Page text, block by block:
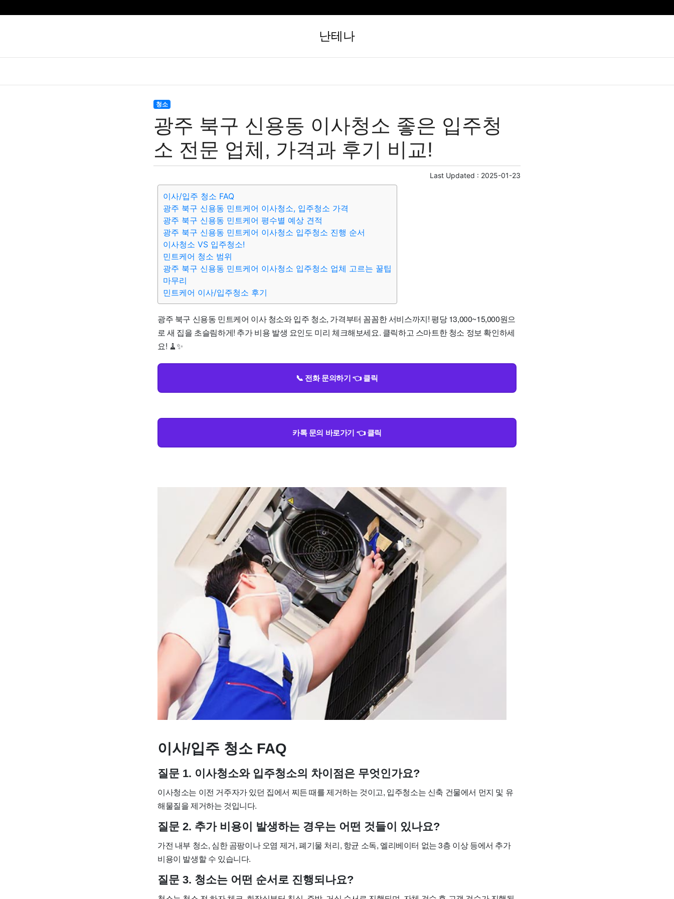
난테나
청소
광주 북구 신용동 이사청소 좋은 입주청
소 전문 업체, 가격과 후기 비교!
Last Updated : 2025-01-23
이사/입주 청소 FAQ
광주 북구 신용동 민트케어 이사청소, 입주청소 가격
광주 북구 신용동 민트케어 평수별 예상 견적
광주 북구 신용동 민트케어 이사청소 입주청소 진행 순서
이사청소 VS 입주청소!
민트케어 청소 범위
광주 북구 신용동 민트케어 이사청소 입주청소 업체 고르는 꿀팁
마무리
민트케어 이사/입주청소 후기
광주 북구 신용동 민트케어 이사 청소와 입주 청소, 가격부터 꼼꼼한 서비스까지! 평당 13,000~15,000원으
로 새 집을 초슬림하게! 추가 비용 발생 요인도 미리 체크해보세요. 클릭하고 스마트한 청소 정보 확인하세
요! 🧹✨
📞 전화 문의하기 👈 클릭
카톡 문의 바로가기 👈 클릭
이사/입주 청소 FAQ
질문 1. 이사청소와 입주청소의 차이점은 무엇인가요?
이사청소는 이전 거주자가 있던 집에서 찌든 때를 제거하는 것이고, 입주청소는 신축 건물에서 먼지 및 유
해물질을 제거하는 것입니다.
질문 2. 추가 비용이 발생하는 경우는 어떤 것들이 있나요?
가전 내부 청소, 심한 곰팡이나 오염 제거, 폐기물 처리, 항균 소독, 엘리베이터 없는 3층 이상 등에서 추가
비용이 발생할 수 있습니다.
질문 3. 청소는 어떤 순서로 진행되나요?